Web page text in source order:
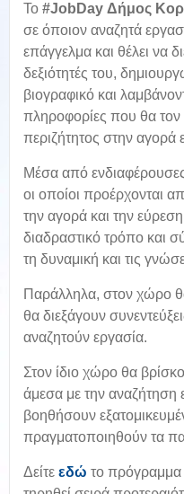
Το #JobDay Δήμος
σε όποιον αναζητά
επάγγελμα και θέλει να
δεξιότητές του,
βιογραφικό και
πληροφορίες που θα τον
περιζήτητος στην αγορά
Μέσα από ενδιαφέρουσες
οι οποίοι προέρχονται
την αγορά και την
διαδραστικό τρόπο και
τη δυναμική και τις
Παράλληλα, στον χώρο θα
θα διεξάγουν
αναζητούν εργασία.
Στον ίδιο χώρο θα
άμεσα με την αναζήτηση
βοηθήσουν
πραγματοποιηθούν τα
Δείτε εδώ το πρόγραμμα